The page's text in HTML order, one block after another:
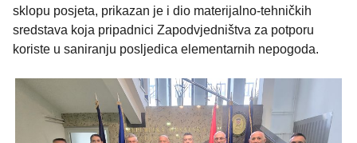
sklopu posjeta, prikazan je i dio materijalno-tehničkih
sredstava koja pripadnici Zapodvjedništva za potporu
koriste u saniranju posljedica elementarnih nepogoda.